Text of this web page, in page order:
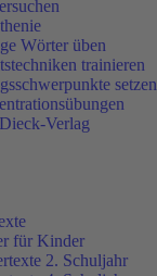
Wörter üben
trainieren
setzen
Verlag
für Kinder
2. Schuljahr